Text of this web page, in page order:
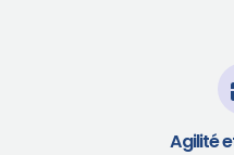
Agilité